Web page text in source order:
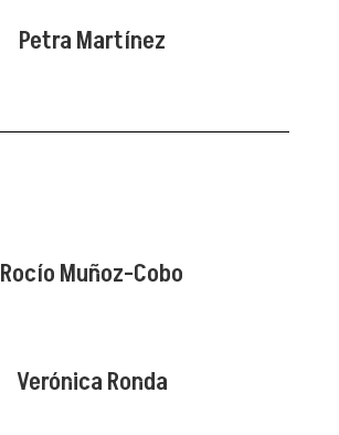
Petra Martínez
Rocío Muñoz-Cobo
Verónica Ronda